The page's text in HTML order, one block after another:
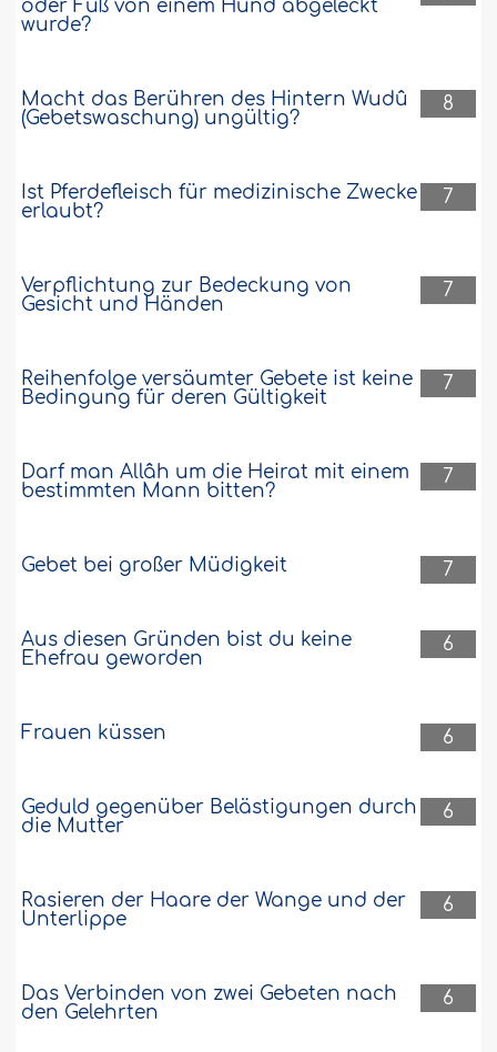
oder Fuß von einem Hund abgeleckt
wurde?
8
Macht das Berühren des Hintern Wudû
(Gebetswaschung) ungültig?
7
Ist Pferdefleisch für medizinische Zwecke
erlaubt?
7
Verpflichtung zur Bedeckung von
Gesicht und Händen
7
Reihenfolge versäumter Gebete ist keine
Bedingung für deren Gültigkeit
7
Darf man Allâh um die Heirat mit einem
bestimmten Mann bitten?
7
Gebet bei großer Müdigkeit
6
Aus diesen Gründen bist du keine
Ehefrau geworden
6
Frauen küssen
6
Geduld gegenüber Belästigungen durch
die Mutter
6
Rasieren der Haare der Wange und der
Unterlippe
6
Das Verbinden von zwei Gebeten nach
den Gelehrten